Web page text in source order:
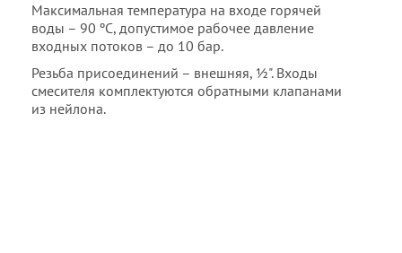
Максимальная температура на входе горячей
воды – 90 ºC, допустимое рабочее давление
входных потоков – до 10 бар.
Резьба присоединений – внешняя, ½". Входы
смесителя комплектуются обратными клапанами
из нейлона.